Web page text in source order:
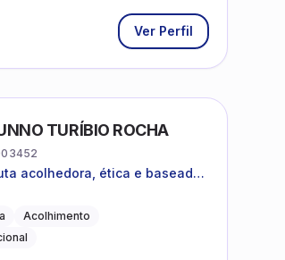
Ver Perfil
TURÍBIO ROCHA
acolhedora, ética e baseada
Acolhimento